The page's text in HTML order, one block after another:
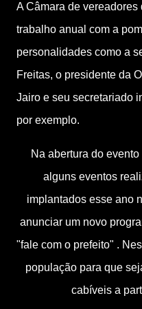
A Câmara de
trabalho anual com a
personalidades como a
Freitas, o presidente da
Jairo e seu secretariado
por exemplo.
Na abertura do
alguns eventos
implantados esse ano
anunciar um novo
"fale com o prefeito" .
população para que
cabíveis a